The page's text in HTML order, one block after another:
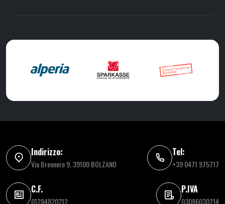
Indirizzo:
Via Brennero 9, 39100 BOLZANO
Tel:
+39 0471 975717
C.F.
01284820212
P.IVA
03086030214